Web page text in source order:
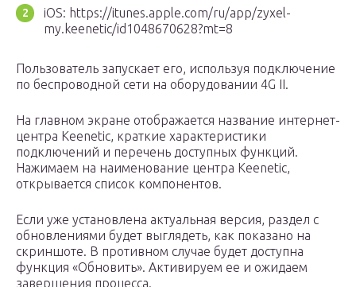
iOS: https://itunes.apple.com/ru/app/zyxel-
my.keenetic/id1048670628?mt=8
Пользователь запускает его, используя подключение
по беспроводной сети на оборудовании 4G II.
На главном экране отображается название интернет-
центра Keenetic, краткие характеристики
подключений и перечень доступных функций.
Нажимаем на наименование центра Keenetic,
открывается список компонентов.
Если уже установлена актуальная версия, раздел с
обновлениями будет выглядеть, как показано на
скриншоте. В противном случае будет доступна
функция «Обновить». Активируем ее и ожидаем
завершения процесса.